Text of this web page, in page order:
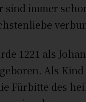
sind immer
1221 als
Als
Fürbitte des